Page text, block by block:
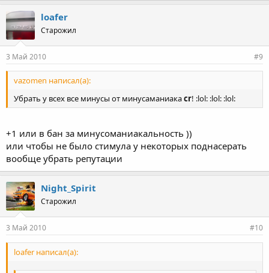
loafer
Старожил
3 Май 2010 #9
vazomen написал(а):
Убрать у всех все минусы от минусаманиакаcr! :lol: :lol: :lol:
+1 или в бан за минусоманиакальность ))
или чтобы не было стимула у некоторых поднасерать
вообще убрать репутации
Night_Spirit
Старожил
3 Май 2010 #10
loafer написал(а):